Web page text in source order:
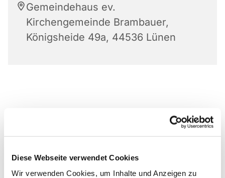
Diese Webseite verwendet Cookies
Wir verwenden Cookies, um Inhalte und Anzeigen zu
Gemeindehaus ev.
Kirchengemeinde Brambauer,
Königsheide 49a, 44536 Lünen